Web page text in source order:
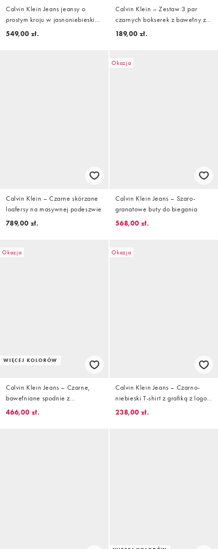
Calvin Klein Jeans jeansy o
prostym kroju w jasnoniebieskim
denimie
549,00 zł.
Calvin Klein – Zestaw 3 par
czarnych bokserek z bawełny ze
stretchem z kolorową taśmą w
189,00 zł.
Calvin Klein – Czarne skórzane
loafersy na masywnej podeszwie
789,00 zł.
Okazja
Calvin Klein Jeans – Szaro-
granatowe buty do biegania
568,00 zł.
Okazja
WIĘCEJ KOLORÓW
Calvin Klein Jeans – Czarne,
bawełniane spodnie z
zakładkami z przodu
466,00 zł.
Okazja
Calvin Klein Jeans – Czarno-
niebieski T-shirt z grafiką z logo
na plecach i efektem sprania
238,00 zł.